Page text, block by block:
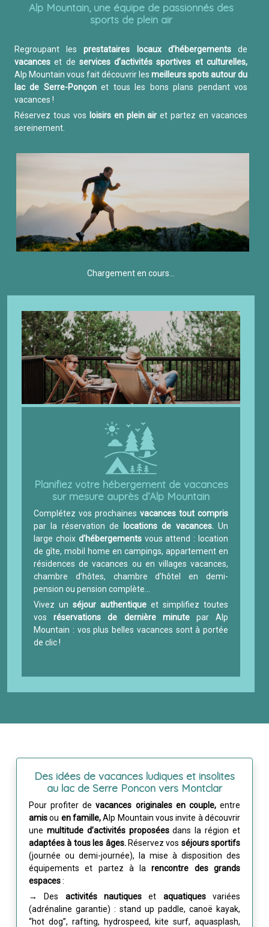
Alp Mountain, une équipe de passionnés des
sports de plein air
Regroupant lesprestataires locaux d’hébergementsde
vacances et de services d’activités sportives et culturelles,
Alp Mountain vous fait découvrir les meilleurs spots autour du
lac de Serre-Ponçonet tous les bons plans pendant vos
vacances !
Réservez tous vos loisirs en plein air et partez en vacances
sereinement.
Chargement en cours...
Planifiez votre hébergement de vacances
sur mesure auprès d’Alp Mountain
Complétez vos prochaines vacances tout compris
par la réservation de
locations de vacances.Un
large choix d’hébergementsvous attend : location
de gîte, mobil home en campings, appartement en
résidences de vacances ou en villages vacances,
chambre d’hôtes, chambre d’hôtel en demi-
pension ou pension complète…
Vivez un séjour authentique et simplifiez toutes
vosréservations de dernière minutepar Alp
Mountain : vos plus belles vacances sont à portée
de clic !
Des idées de vacances ludiques et insolites
au lac de Serre Poncon vers Montclar
Pour profiter devacances originales en couple,entre
amisou en famille,Alp Mountain vous invite à découvrir
une multitude d’activités proposéesdans la région et
adaptées à tous les âges.Réservez vos séjours sportifs
(journée ou demi-journée), la mise à disposition des
équipements et partez à larencontre des grands
espaces:
→ Des activités nautiques et aquatiquesvariées
(adrénaline garantie) : stand up paddle, canoë kayak,
“hot dog”, rafting, hydrospeed, kite surf, aquasplash,